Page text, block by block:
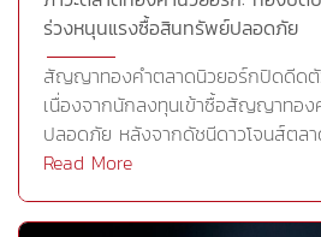
อ่อนตัวลงและสามารถทรงตัวรักษาระดั
ระยะสั้นนี้ราคาน่าจะดีดตัวขึ้นได้อีก แต่
สามารถยืนเหนือแนวต้านได้อย่างแ
ระมัดระวังแรงขายทางเทคนิค และนั
ทุนหากราคาหลุดบริเวณแนวรับ ใน
ในมือให้แบ่งขายทำกำไรเมื่อราคาดีด
ต้าน 1,283-1,291 ดอลลาร์ต่อออนซ์
นโยบายการเงินตามเดิม, ถ้อยแถลง
วเวลล์ประธานเฟดและนายมาริโอ ดรา
ประชุมประจำปีของอีซีบี และการเปิ
ของสหรัฐCr.https://goo.gl/ZvByC2
ร่วงหนุนแรงซื้อสินทรัพย์ปลอดภัย
สัญญาทองคำตลาดนิวยอร์กปิดดีดตั
เนื่องจากนักลงทุนเข้าซื้อสัญญาทอ
ปลอดภัย หลังจากดัชนีดาวโจนส์ตล
คืนนี้ อย่างไรก็ตาม การแข็งค่าของส
COMEX (Commodity
Read More